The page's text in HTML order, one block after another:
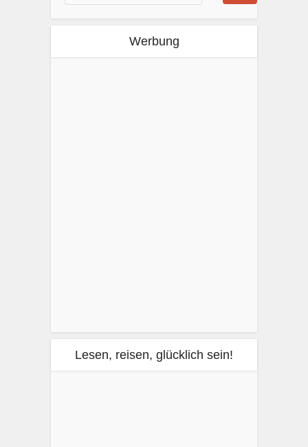
Werbung
Lesen, reisen, glücklich sein!